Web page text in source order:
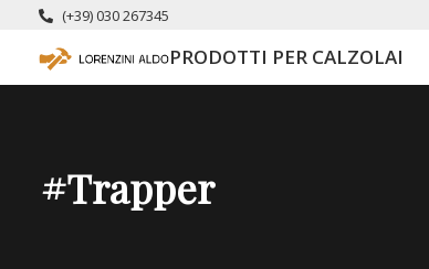
(+39) 030 267345
PRODOTTI PER CALZOLAI
#trapper